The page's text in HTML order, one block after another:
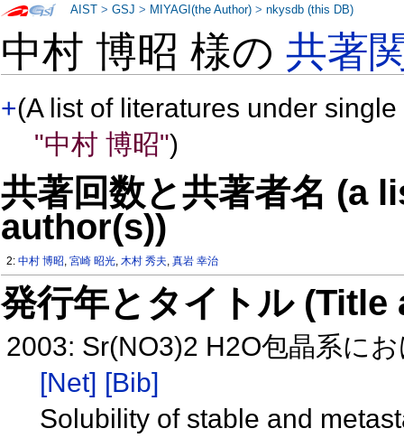
中村 博昭 様の共著
+(A list of literatures under
"中村 博昭")
共著回数と共著者名 (a
author(s))
2:中村 博昭,宮崎 昭光,木村 秀夫,真岩 幸治
発行年とタイトル
2003: Sr(NO3)2 H2O包晶系に
[Net] [Bib]
Solubility of stable and
AIST >GSJ > MIYAGI(the Author) >nkysdb (this DB)